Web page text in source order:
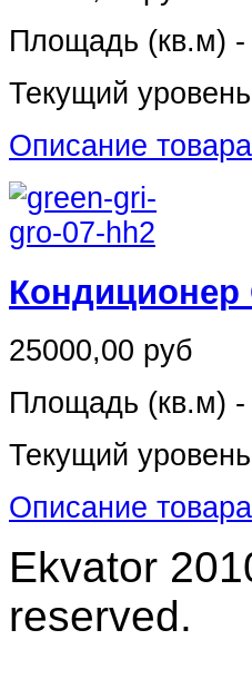
Площадь (кв.м) -
Текущий
Описание товара
Кондиционер
25000,00 руб
Площадь (кв.м) -
Текущий
Описание товара
Ekvator
reserved.